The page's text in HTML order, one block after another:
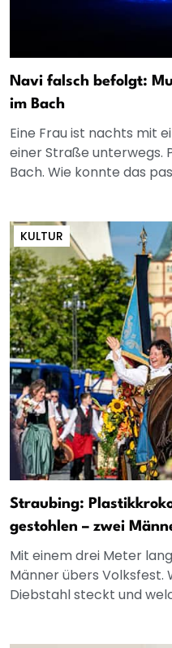
Navi falsch befolgt:
im Bach
Eine Frau ist nachts mit
einer Straße unterwegs.
Bach. Wie konnte das
KULTUR
Straubing:
gestohlen – zwei
Mit einem drei Meter
Männer übers Volksfest.
Diebstahl steckt und